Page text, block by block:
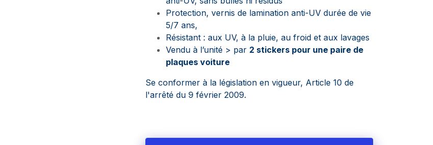
Protection, vernis de lamination anti-UV durée de vie
5/7 ans,
Résistant : aux UV, à la pluie, au froid et aux lavages
Vendu à l’unité > par 2 stickers pour une paire de
plaques voiture
Se conformer à la législation en vigueur, Article 10 de
l'arrêté du 9 février 2009.